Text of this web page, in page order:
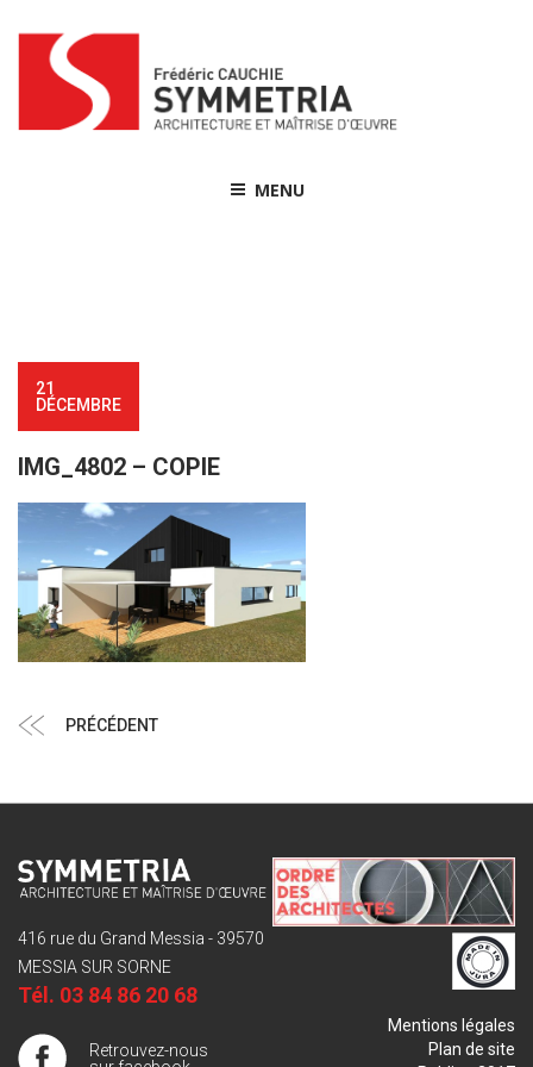
content
MENU
21
DÉCEMBRE
IMG_4802 – COPIE
de
Article
PRÉCÉDENT
416 rue du Grand Messia - 39570
MESSIA SUR SORNE
Tél. 03 84 86 20 68
Retrouvez-nous
Mentions légales
Plan de site